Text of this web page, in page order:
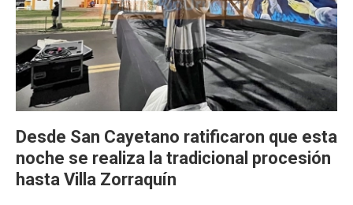
Desde San Cayetano ratificaron que esta
noche se realiza la tradicional procesión
hasta Villa Zorraquín